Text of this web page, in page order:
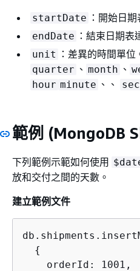
startDate ：開始日期
endDate ：結束日期表
unit ：差異的時間單
quarter 、 month 、
hour minute 、、
範例 (MongoDB
下列範例示範如何使用
放和交付之間的天數。
建立範例文件
{
    orderId: 1001,